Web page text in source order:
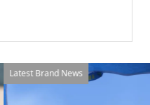
Latest Brand News